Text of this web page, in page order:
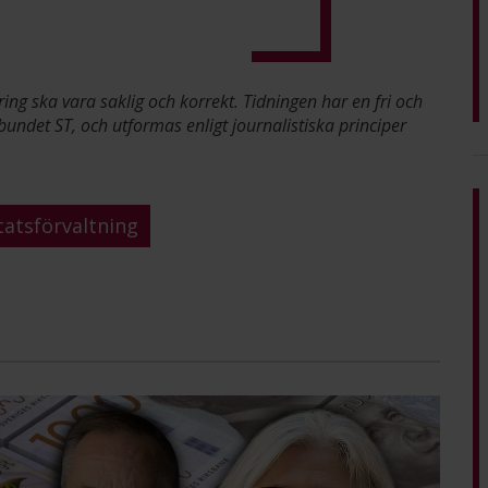
ska vara saklig och korrekt. Tidningen har en fri och
ST, och utformas enligt journalistiska principer